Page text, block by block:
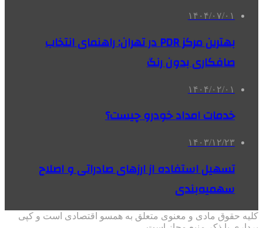
۱۴۰۴/۰۷/۰۱
بهترین مرکز PDR در تهران: راهنمای انتخاب
صافکاری بدون رنگ
۱۴۰۴/۰۲/۰۱
خدمات امداد خودرو چیست؟
۱۴۰۳/۱۲/۲۳
تسهیل استفاده از ارزهای صادراتی و اصلاح
سهمیه‌بندی
کلیه حقوق مادی و معنوی متعلق به همسو اقتصادی است و کپی